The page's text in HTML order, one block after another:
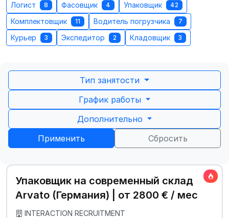
Логист 8 Фасовщик 4 Упаковщик 42
Комплектовщик 11 Водитель погрузчика 7
Курьер 3 Экспедитор 2 Кладовщик 3
Тип занятости
График работы
Дополнительно
Применить
Сбросить
Упаковщик на современный склад
Arvato (Германия) | от 2800 € / мес
INTERACTION RECRUITMENT